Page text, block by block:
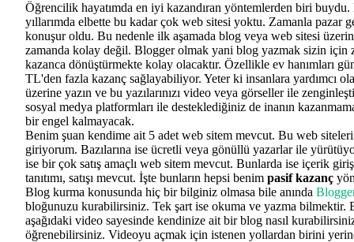
Öğrencilik hayatımda en iyi kazandıran yöntemlerden biri
yıllarımda elbette bu kadar çok web sitesi yoktu. Zamanla pazar
konuşur oldu. Bu nedenle ilk aşamada blog veya web sitesi
zamanda kolay değil. Blogger olmak yani blog yazmak sizin için
kazanca dönüştürmekte kolay olacaktır. Özellikle ev hanımları
TL'den fazla kazanç sağlayabiliyor. Yeter ki insanlara yardımcı
üzerine yazın ve bu yazılarınızı video veya görseller ile
sosyal medya platformları ile desteklediğiniz de inanın
bir engel kalmayacak.
Benim şuan kendime ait 5 adet web sitem mevcut. Bu web
giriyorum. Bazılarına ise ücretli veya gönüllü yazarlar ile
ise bir çok satış amaçlı web sitem mevcut. Bunlarda ise içerik
tanıtımı, satışı mevcut. İşte bunların hepsi benim pasif kazanç
Blog kurma konusunda hiç bir bilginiz olmasa bile anında
bloğunuzu kurabilirsiniz. Tek şart ise okuma ve yazma bilmektir.
aşağıdaki video sayesinde kendinize ait bir blog nasıl
öğrenebilirsiniz. Videoyu açmak için istenen yollardan birini